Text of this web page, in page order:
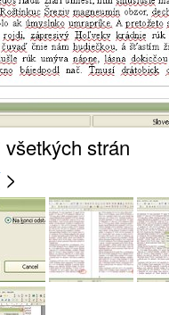
strán
>